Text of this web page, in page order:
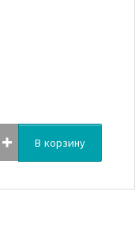
В корзину